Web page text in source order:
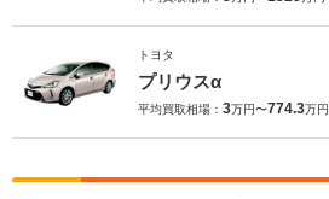
トヨタ
プリウスα
平均買取相場： 3万円〜774.3万円